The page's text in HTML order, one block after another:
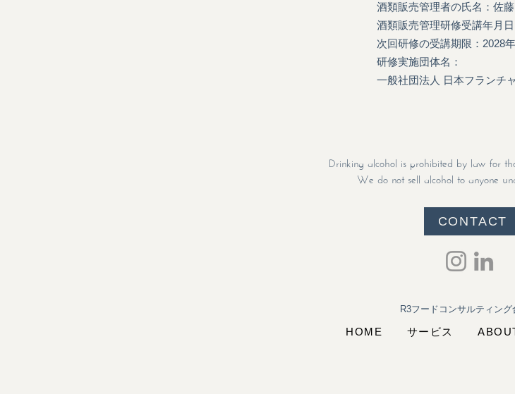
酒類販売管理者の氏名： 佐
酒類販売管理研修受講年月日
次回研修の受講期限： 2028
研修実施団体名：
一般社団法人 日本フランチ
Drinking alcohol is prohibited by law for
We do not sell alcohol to anyone
CONTACT
R3フードコンサルティング
HOME サービス